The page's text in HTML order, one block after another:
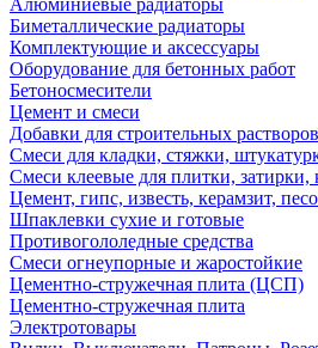
Алюминиевые радиаторы
Биметаллические радиаторы
Комплектующие и аксессуары
Оборудование для бетонных работ
Бетоносмесители
Цемент и смеси
Добавки для строительных растворов
Смеси для кладки, стяжки,
Смеси клеевые для плитки,
Цемент, гипс, известь, керамзит,
Шпаклевки сухие и готовые
Противогололедные средства
Смеси огнеупорные и жаростойкие
Цементно-стружечная плита (ЦСП)
Цементно-стружечная плита
Электротовары